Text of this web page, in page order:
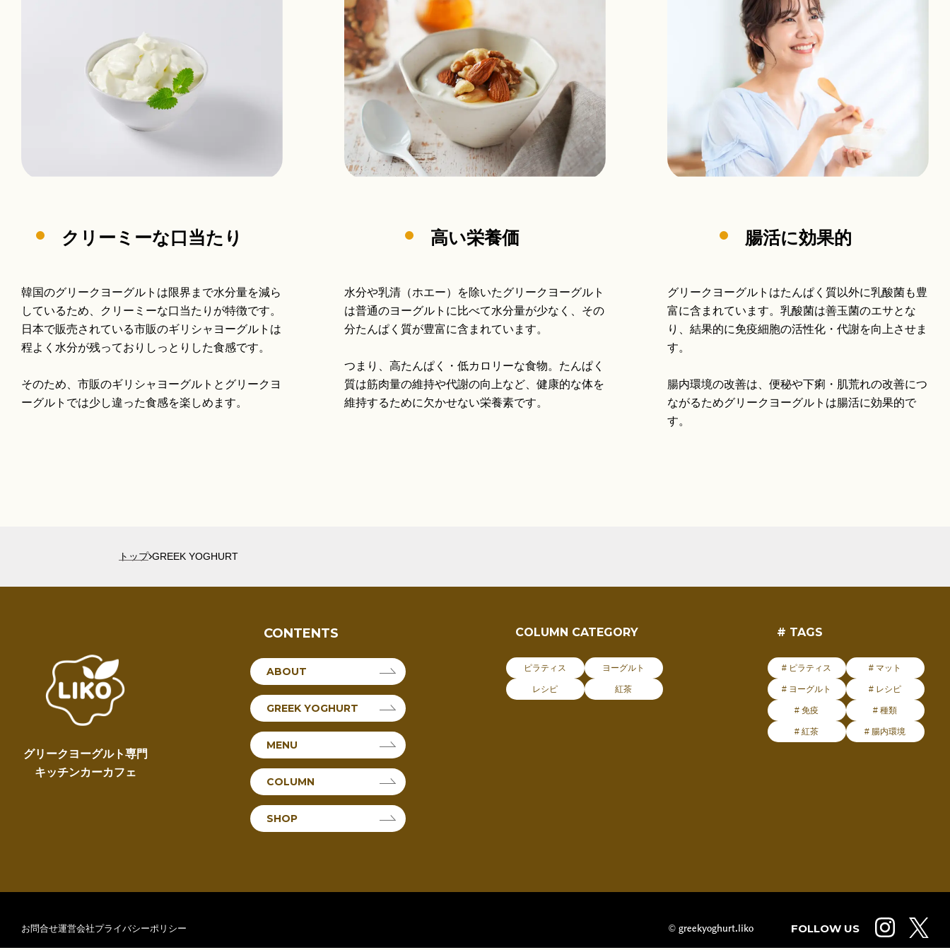
クリーミーな口当たり
韓国のグリークヨーグルトは限界まで水分量を減ら
しているため、クリーミーな口当たりが特徴です。
日本で販売されている市販のギリシャヨーグルトは
程よく水分が残っておりしっとりした食感です。
そのため、市販のギリシャヨーグルトとグリークヨ
ーグルトでは少し違った食感を楽しめます。
高い栄養価
水分や乳清（ホエー）を除いたグリークヨーグルト
は普通のヨーグルトに比べて水分量が少なく、その
分たんぱく質が豊富に含まれています。
つまり、高たんぱく・低カロリーな食物。たんぱく
質は筋肉量の維持や代謝の向上など、健康的な体を
維持するために欠かせない栄養素です。
腸活に効果的
グリークヨーグルトはたんぱく質以外に乳酸菌も豊
富に含まれています。乳酸菌は善玉菌のエサとな
り、結果的に免疫細胞の活性化・代謝を向上させま
す。
腸内環境の改善は、便秘や下痢・肌荒れの改善につ
ながるためグリークヨーグルトは腸活に効果的で
す。
トップ GREEK YOGHURT
グリークヨーグルト専門
キッチンカーカフェ
CONTENTS
ABOUT
GREEK YOGHURT
MENU
COLUMN
SHOP
COLUMN CATEGORY
ピラティス ヨーグルト
レシピ 紅茶
# TAGS
# ピラティス # マット
# ヨーグルト # レシピ
# 免疫 # 種類
# 紅茶 # 腸内環境
お問合せ運営会社プライバシーポリシー © greekyoghurt.liko FOLLOW US